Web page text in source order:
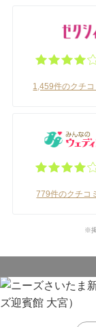
1,459件のクチ
779件のクチコ
※